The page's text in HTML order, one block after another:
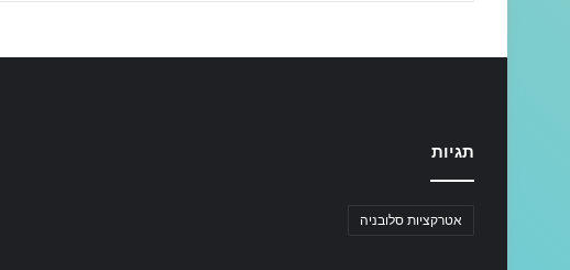
תגיות
אטרקציות סלובניה